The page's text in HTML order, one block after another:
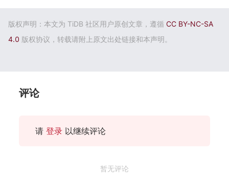
版权声明：本文为 TiDB 社区用户原创文章，遵循 CC BY-NC-SA
4.0 版权协议，转载请附上原文出处链接和本声明。
评论
请 登录 以继续评论
暂无评论